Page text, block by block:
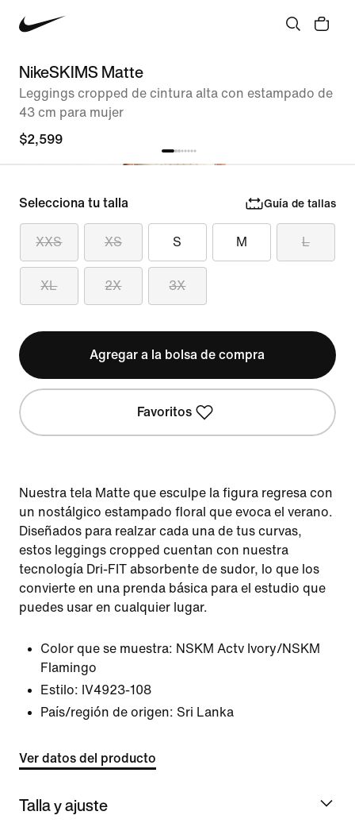
NikeSKIMS Matte
Leggings cropped de cintura alta con estampado de
43 cm para mujer
$2,599
Selecciona tu talla Guía de tallas
XXS XS S M L
XL 2X 3X
Agregar a la bolsa de compra
Favoritos
Nuestra tela Matte que esculpe la figura regresa con
un nostálgico estampado floral que evoca el verano.
Diseñados para realzar cada una de tus curvas,
estos leggings cropped cuentan con nuestra
tecnología Dri-FIT absorbente de sudor, lo que los
convierte en una prenda básica para el estudio que
puedes usar en cualquier lugar.
Color que se muestra: NSKM Actv Ivory/NSKM
Flamingo
Estilo: IV4923-108
País/región de origen: Sri Lanka
Ver datos del producto
Talla y ajuste